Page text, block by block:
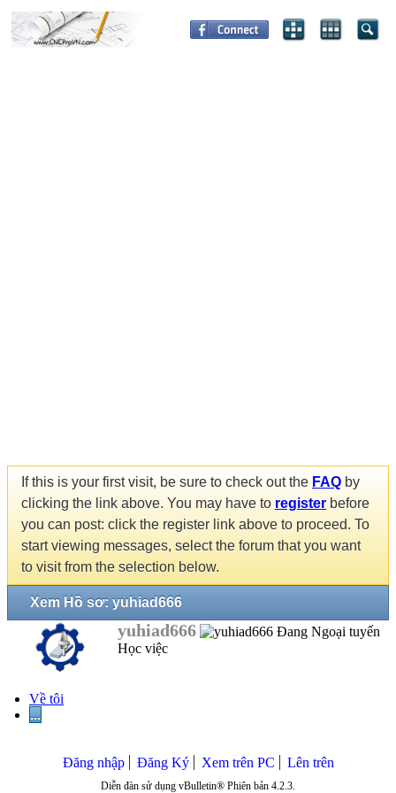
If this is your first visit, be sure to check out the FAQ by
clicking the link above. You may have to register before
you can post: click the register link above to proceed. To
start viewing messages, select the forum that you want
to visit from the selection below.
Xem Hồ sơ: yuhiad666
yuhiad666
Học việc
Về tôi
...
Đăng nhập Đăng Ký Xem trên PC Lên trên
Diễn đàn sử dụng vBulletin® Phiên bản 4.2.3.